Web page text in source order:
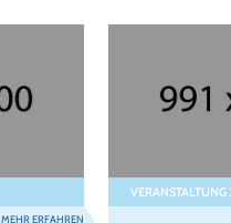
MEHR ERFAHREN
VERANSTALTUNG